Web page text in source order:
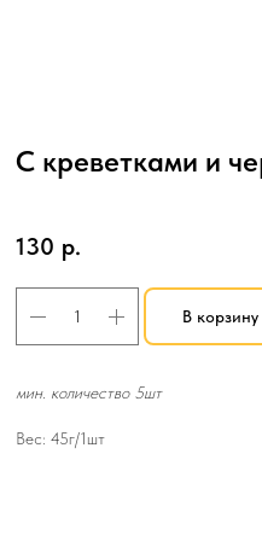
С креветками и
130 р.
В корзину
мин. количество 5шт
Вес: 45г/1шт